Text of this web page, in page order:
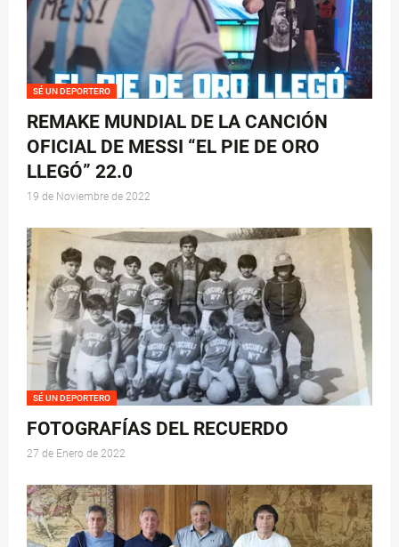
SÉ UN DEPORTERO
REMAKE MUNDIAL DE LA CANCIÓN
OFICIAL DE MESSI “EL PIE DE ORO
LLEGÓ” 22.0
19 de Noviembre de 2022
SÉ UN DEPORTERO
FOTOGRAFÍAS DEL RECUERDO
27 de Enero de 2022